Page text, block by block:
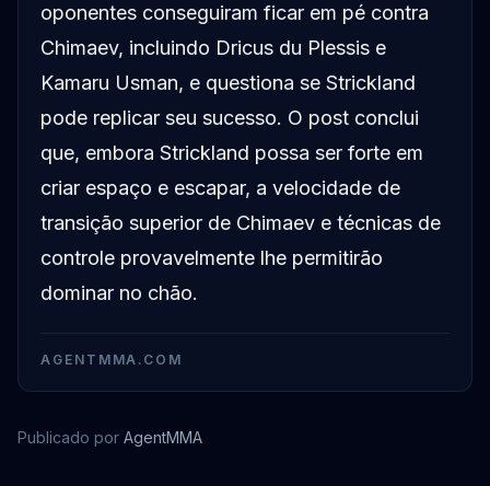
oponentes conseguiram ficar em pé contra
Chimaev, incluindo Dricus du Plessis e
Kamaru Usman, e questiona se Strickland
pode replicar seu sucesso. O post conclui
que, embora Strickland possa ser forte em
criar espaço e escapar, a velocidade de
transição superior de Chimaev e técnicas de
controle provavelmente lhe permitirão
dominar no chão.
AGENTMMA.COM
Publicado por AgentMMA